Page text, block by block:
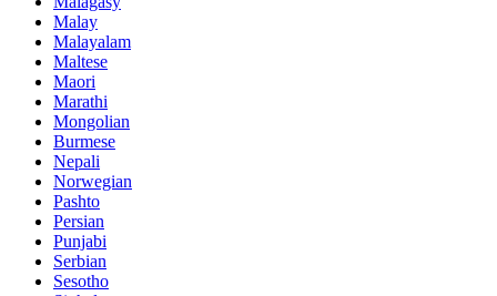
Malay
Malayalam
Maltese
Maori
Marathi
Mongolian
Burmese
Nepali
Norwegian
Pashto
Persian
Punjabi
Serbian
Sesotho